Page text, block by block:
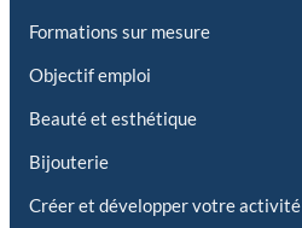
Formations sur mesure
Objectif emploi
Beauté et esthétique
Bijouterie
Créer et développer votre activité